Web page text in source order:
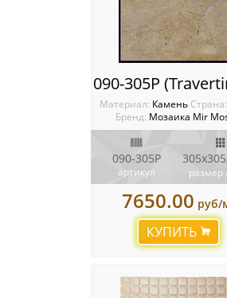
Материал: Камень Cтрана:
Бренд: Мозаика Mir
090-305P
артикул
размер
7650.00 руб/
КУПИТЬ